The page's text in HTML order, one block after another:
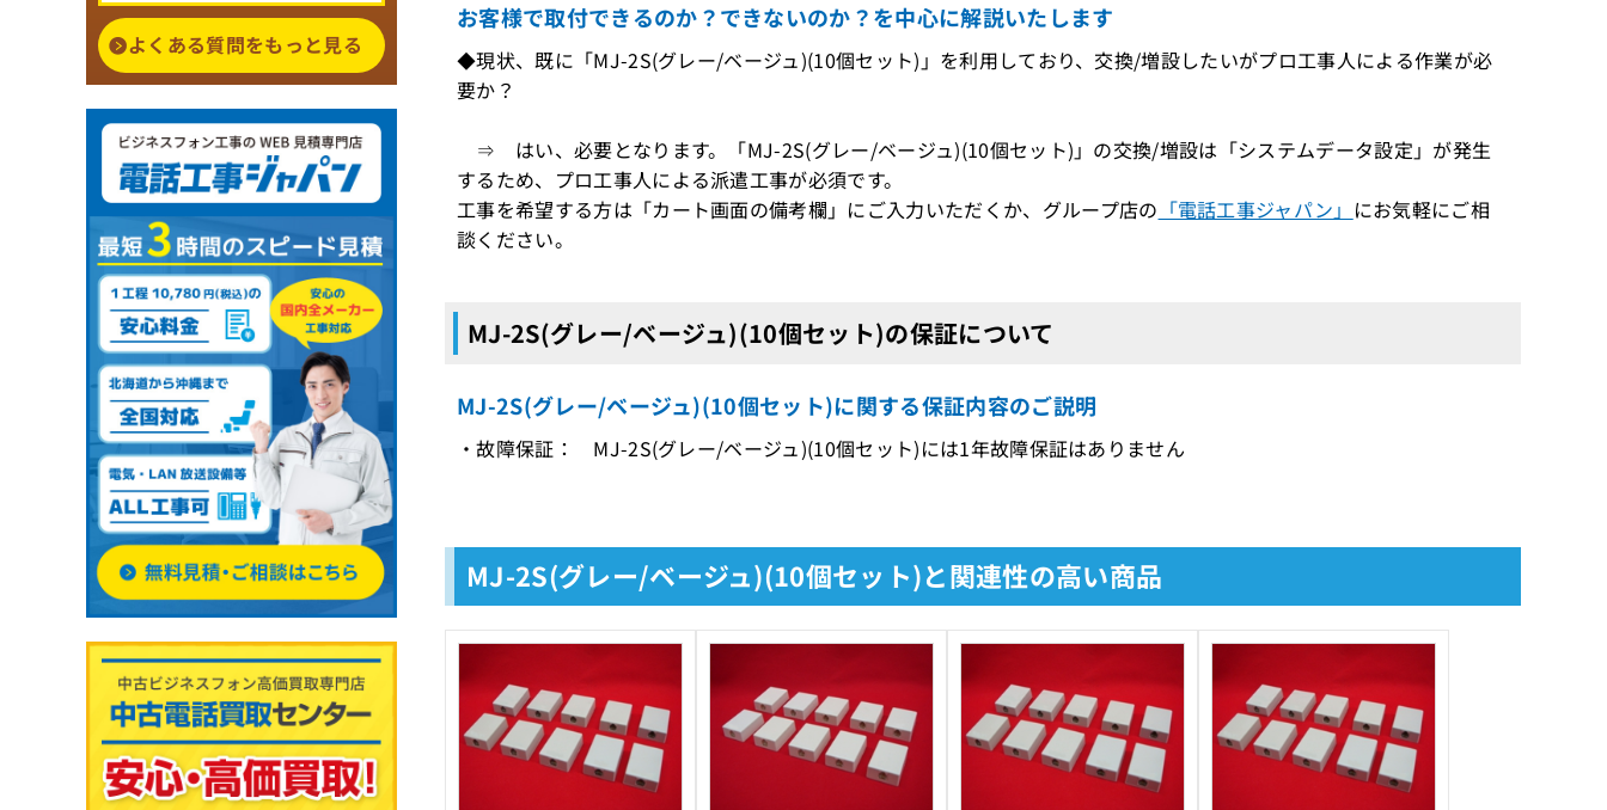
お客様で取付できるのか？できないのか？を中心に解説いたします
◆現状、既に「MJ-2S(グレー/ベージュ)(10個セット)」を利用しており、交換/増設したいがプロ工事人による作業が必
要か？
⇒ はい、必要となります。「MJ-2S(グレー/ベージュ)(10個セット)」の交換/増設は「システムデータ設定」が発生
するため、プロ工事人による派遣工事が必須です。
工事を希望する方は「カート画面の備考欄」にご入力いただくか、グループ店の 「電話工事ジャパン」 にお気軽にご相
談ください。
MJ-2S(グレー/ベージュ)(10個セット)の保証について
MJ-2S(グレー/ベージュ)(10個セット)に関する保証内容のご説明
・故障保証： MJ-2S(グレー/ベージュ)(10個セット)には1年故障保証はありません
MJ-2S(グレー/ベージュ)(10個セット)と関連性の高い商品
よくある質問をもっと見る